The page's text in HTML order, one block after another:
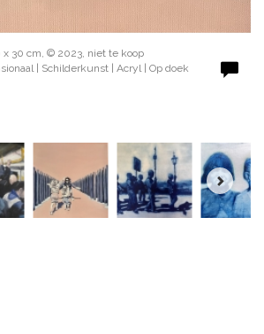
x 30 cm, © 2023, niet te koop
| Schilderkunst | Acryl | Op doek